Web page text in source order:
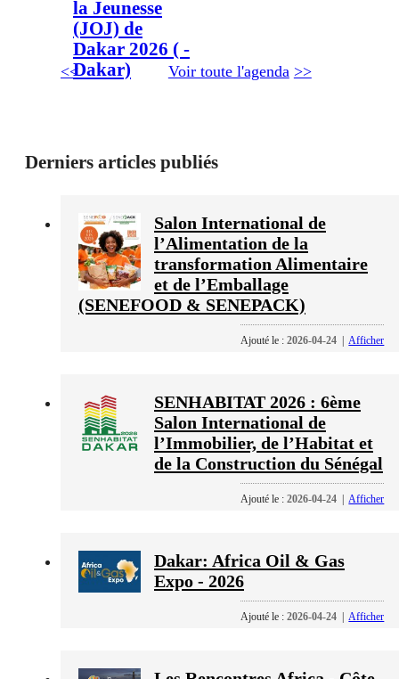
la Jeunesse
(JOJ) de
Dakar 2026 ( -
Dakar)
<< Voir toute l'agenda >>
Derniers articles publiés
Salon International de
l’Alimentation de la
transformation Alimentaire
et de l’Emballage
(SENEFOOD & SENEPACK)
Ajouté le :2026-04-24 |Afficher
SENHABITAT 2026 : 6ème
Salon International de
l’Immobilier, de l’Habitat et
de la Construction du Sénégal
Ajouté le :2026-04-24 |Afficher
Dakar: Africa Oil & Gas
Expo - 2026
Ajouté le :2026-04-24 |Afficher